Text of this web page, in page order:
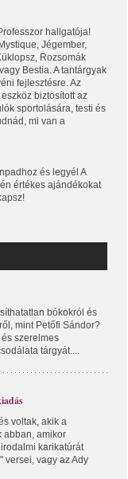
hallgatója!
Jégember,
Rozsomák
Bestia. A tantárgyak
fejlesztésre. Az
biztosított az
sportolására, testi és
mi van a
és legyél A
értékes ajándékokat
bókokról és
mint Petőfi Sándor?
szerelmes
tárgyát....
voltak, akik a
abban, amikor
karikatúrát
versei, vagy az Ady